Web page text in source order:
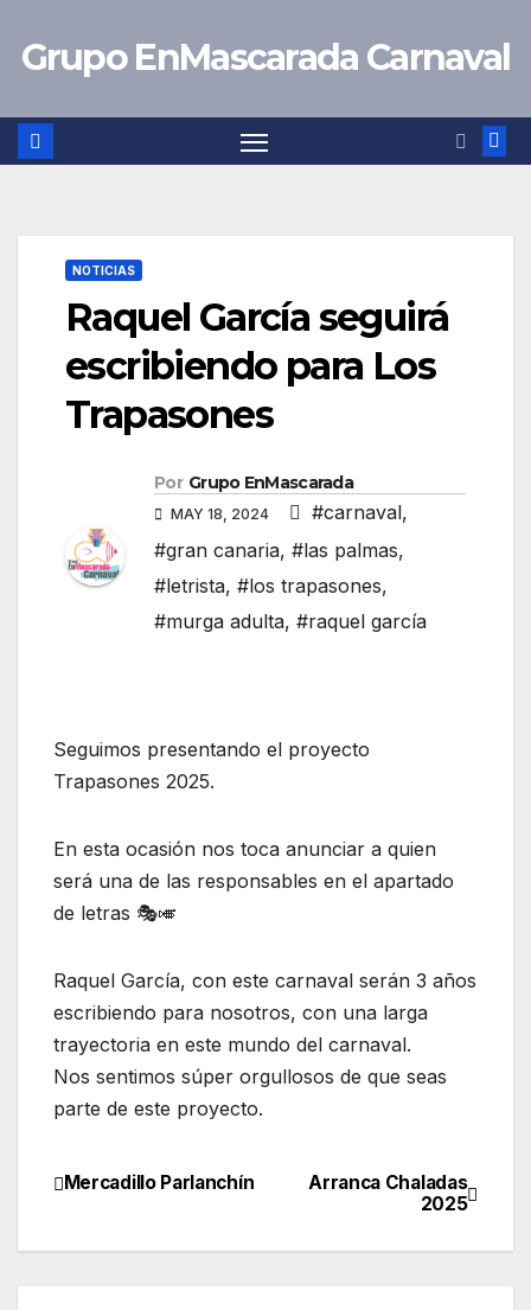
Grupo EnMascarada Carnaval
NOTICIAS
Raquel García seguirá
escribiendo para Los
Trapasones
Por Grupo EnMascarada
MAY 18, 2024 #carnaval,
#gran canaria, #las palmas,
#letrista, #los trapasones,
#murga adulta, #raquel garcía
Seguimos presentando el proyecto
Trapasones 2025.
En esta ocasión nos toca anunciar a quien
será una de las responsables en el apartado
de letras 🎭🎺
Raquel García, con este carnaval serán 3 años
escribiendo para nosotros, con una larga
trayectoria en este mundo del carnaval.
Nos sentimos súper orgullosos de que seas
parte de este proyecto.
Navegación
de
Arranca Chaladas
2025
Mercadillo Parlanchín